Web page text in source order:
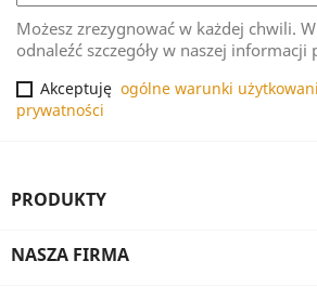
Możesz zrezygnować w każdej chwili.
odnaleźć szczegóły w naszej informacji
Akceptuję ogólne warunki
prywatności
PRODUKTY
NASZA FIRMA